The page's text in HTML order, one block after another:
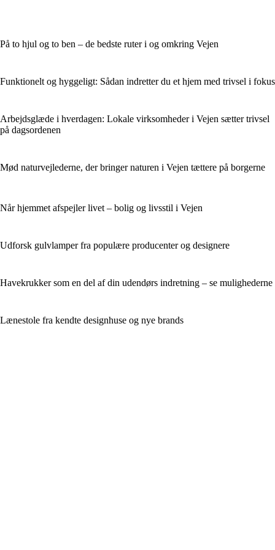
På to hjul og to ben – de bedste ruter i og omkring Vejen
Funktionelt og hyggeligt: Sådan indretter du et hjem med trivsel i fokus
Arbejdsglæde i hverdagen: Lokale virksomheder i Vejen sætter trivsel
på dagsordenen
Mød naturvejlederne, der bringer naturen i Vejen tættere på borgerne
Når hjemmet afspejler livet – bolig og livsstil i Vejen
Udforsk gulvlamper fra populære producenter og designere
Havekrukker som en del af din udendørs indretning – se mulighederne
Lænestole fra kendte designhuse og nye brands